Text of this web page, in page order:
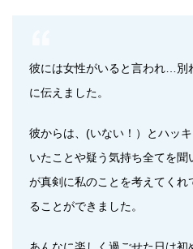
彼には女性がいると言われ…別
に伝えました。
彼からは、(いない！）とハッ
いたことや疑う気持ち全てを
が真剣に私のことを考えてくれ
ることができました。
あんなに楽しく過ごせた日は初